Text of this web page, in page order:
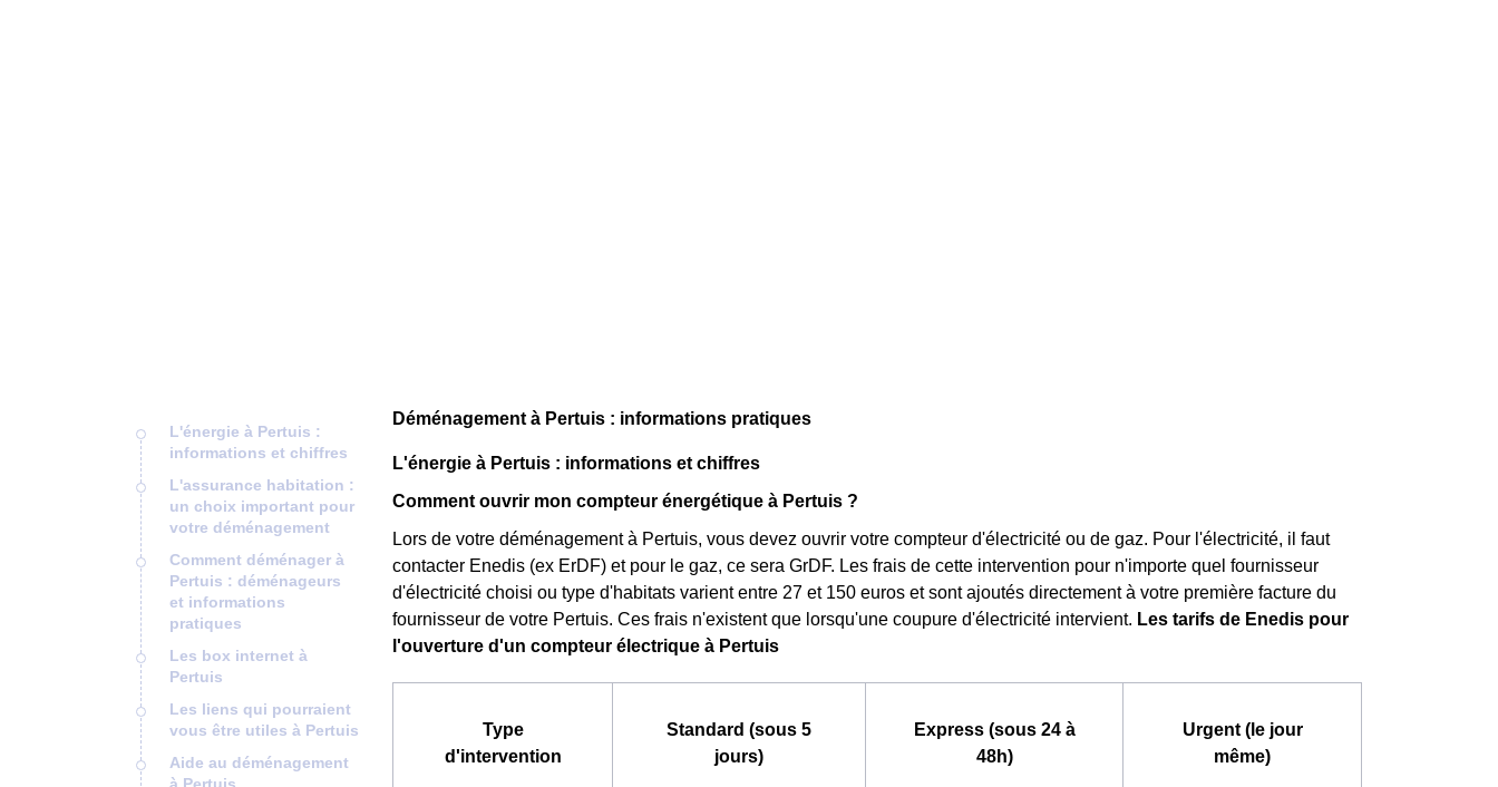
L'énergie à Pertuis :
informations et chiffres
L'assurance habitation :
un choix important pour
votre déménagement
Comment déménager à
Pertuis : déménageurs
et informations
pratiques
Les box internet à
Pertuis
Les liens qui pourraient
vous être utiles à Pertuis
Aide au déménagement
Déménagement à Pertuis : informations pratiques
L'énergie à Pertuis : informations et chiffres
Comment ouvrir mon compteur énergétique à Pertuis ?
Lors de votre déménagement à Pertuis, vous devez ouvrir votre compteur d'électricité ou de gaz. Pour l'électricité, il faut
contacter Enedis (ex ErDF) et pour le gaz, ce sera GrDF. Les frais de cette intervention pour n'importe quel fournisseur
d'électricité choisi ou type d'habitats varient entre 27 et 150 euros et sont ajoutés directement à votre première facture du
fournisseur de votre Pertuis. Ces frais n'existent que lorsqu'une coupure d'électricité intervient. Les tarifs de Enedis pour
l'ouverture d'un compteur électrique à Pertuis
Type
d'intervention
Standard (sous 5
jours)
Express (sous 24 à
48h)
Urgent (le jour
même)